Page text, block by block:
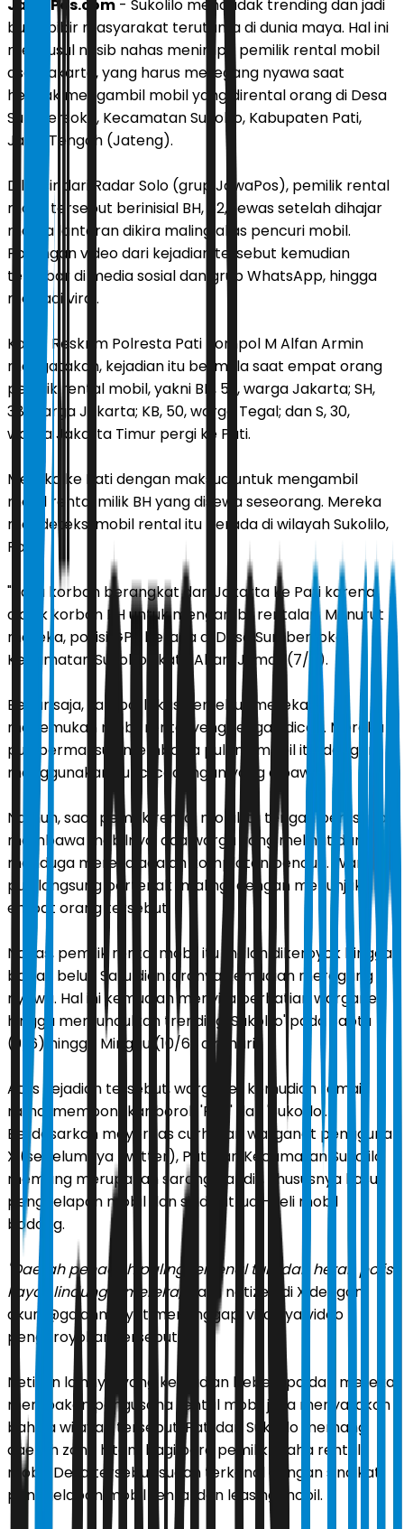
JawaPos.com - Sukolilo mendadak trending dan jadi
buah bibir masyarakat terutama di dunia maya. Hal ini
menyusul nasib nahas menimpa pemilik rental mobil
asal Jakarta, yang harus meregang nyawa saat
hendak mengambil mobil yang dirental orang di Desa
Sumbersoko, Kecamatan Sukolilo, Kabupaten Pati,
Jawa Tengah (Jateng).
Dilansir dari Radar Solo (grup JawaPos), pemilik rental
mobil tersebut berinisial BH, 52, tewas setelah dihajar
massa lantaran dikira maling alias pencuri mobil.
Potongan video dari kejadian tersebut kemudian
tersebar di media sosial dan grup WhatsApp, hingga
menjadi viral.
Kasat Reskrim Polresta Pati Kompol M Alfan Armin
mengatakan, kejadian itu bermula saat empat orang
pemilik rental mobil, yakni BH, 52, warga Jakarta; SH,
38, warga Jakarta; KB, 50, warga Tegal; dan S, 30,
warga Jakarta Timur pergi ke Pati.
Mereka ke Pati dengan maksud untuk mengambil
mobil rental milik BH yang disewa seseorang. Mereka
mendeteksi mobil rental itu berada di wilayah Sukolilo,
Pati.
"Para korban berangkat dari Jakarta ke Pati karena
diajak korban BH untuk mengambil rentalan. Menurut
mereka, posisi GPS berada di Desa Sumbersoko,
Kecamatan Sukolilo," kata Alfan, Jumat (7/6).
Benar saja, sampai lokasi tersebut mereka
menemukan mobil rental yeng tengah dicari. Mereka
pun bermaksud membawa pulang mobil itu, dengan
menggunakan kunci cadangan yang dibawa.
Namun, saat pemilik rental mobil itu tengah berusaha
membawa mobilnya, ada warga yang melihat dan
menduga mereka adalah komplotan pencuri. Warga
pun langsung berteriak "maling" dengan menunjuk
empat orang tersebut.
Nahas, pemilik rental mobil itu malah dikeroyok hingga
babak belur. Satu diantaranya kemudian meregang
nyawa. Hal ini kemudian menyita perhatian warganet
hingga memunculkan trending 'Sukolilo' pada Sabtu
(9/6) hingga Minggu (10/6) dini hari.
Atas kejadian tersebut, warganet kemudian ramai-
ramai membongkar borok 'Pati' dan 'Sukolilo'.
Berdasarkan mayoritas curhatan warganet pengguna
X (sebelumnya Twitter), Pati dan Kecamatan Sukolilo
memang merupakan sarang bandit, khususnya kasus
penggelapan mobil dan sindikat jual-beli mobil
bodong.
"Daerah penadah paling terkenal tuh, dan heran polisi
kayak lindungin mereka,"
kata netizen di X dengan
akun @gajahmleyot menanggapi viralnya video
pengeroyokan tersebut.
Netizen lainnya, yang kemudian beberapa dari mereka
merupakan pengusaha rental mobil juga menyatakan
bahwa wilayah tersebut, Pati dan Sukolilo memang
daerah zona hitam bagi para pemilik usaha rental
mobil. Desa tersebut sudah terkenal dengan sindikat
penggelapan mobil rental dan leasing mobil.